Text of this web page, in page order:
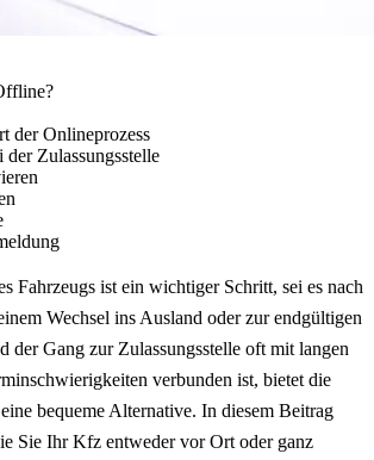
der Onlineprozess
der Zulassungsstelle
Fahrzeugs ist ein wichtiger Schritt, sei es nach
Wechsel ins Ausland oder zur endgültigen
der Gang zur Zulassungsstelle oft mit langen
verbunden ist, bietet die
bequeme Alternative. In diesem Beitrag
Sie Ihr Kfz entweder vor Ort oder ganz